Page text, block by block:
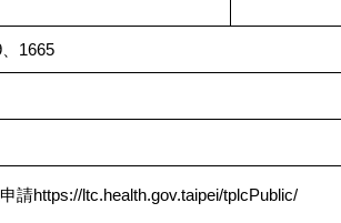
1665
請https://ltc.health.gov.taipei/tplcPublic/